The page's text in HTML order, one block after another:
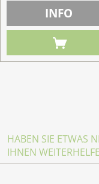
INFO
HABEN SIE ETWAS
IHNEN